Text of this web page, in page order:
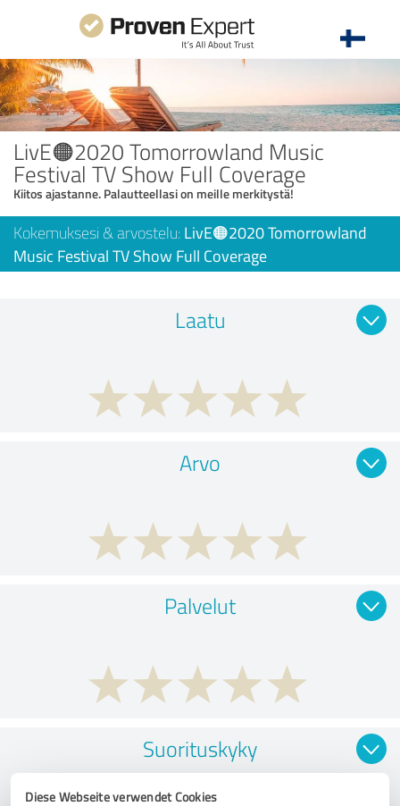
Diese Webseite verwendet Cookies
LivE🟠2020 Tomorrowland Music
Festival TV Show Full Coverage
Kiitos ajastanne. Palautteellasi on meille merkitystä!
Kokemuksesi & arvostelu: LivE🟠2020 Tomorrowland
Music Festival TV Show Full Coverage
Laatu
Arvo
Palvelut
Suorituskyky